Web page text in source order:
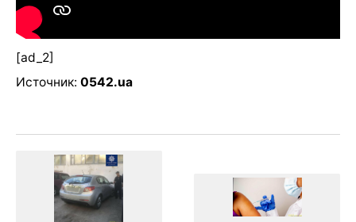
[ad_2]
Источник: 0542.ua